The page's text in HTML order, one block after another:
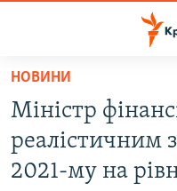
Перейти
основного
матеріалу
Перейти
до
ВОДА.КРИМ
ВІДЕО ТА ФОТО
НОВИНИ
Міністр
реалістичним
2021-му на